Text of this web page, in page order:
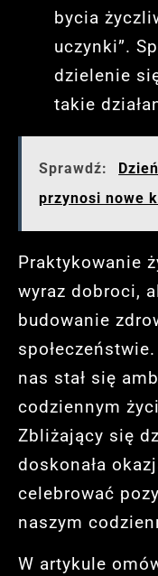
bycia
uczynki”.
dzielenie
takie
Sprawdź:
przynosi nowe
Praktykowanie
wyraz dobroci,
budowanie
nas stał się
codziennym
Zbliżający się
doskonała
celebrować
naszym
W artykule